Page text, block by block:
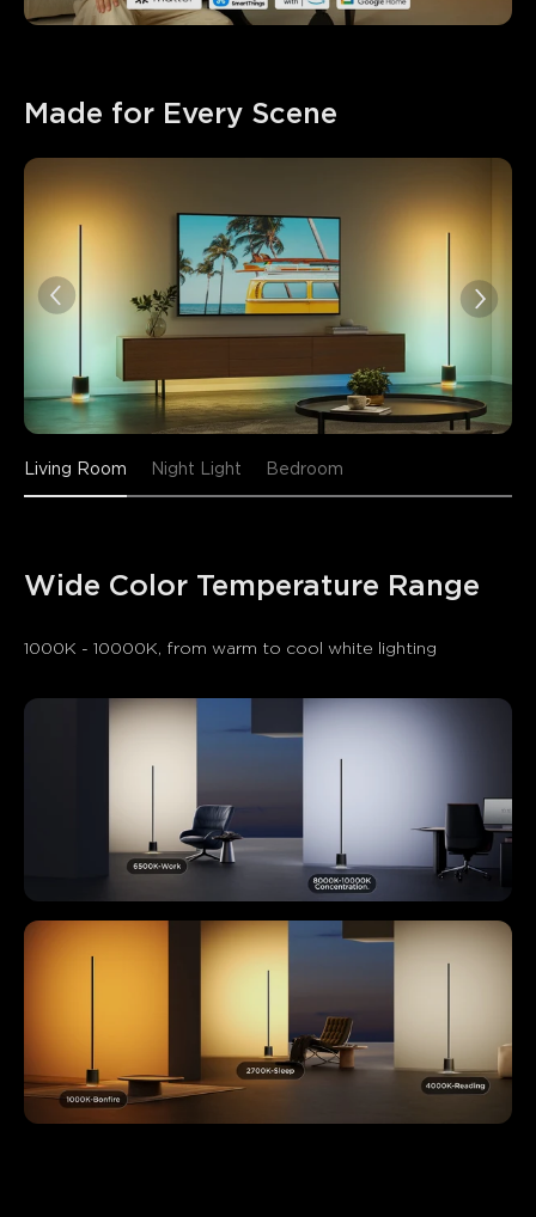
Made for Every Scene
Living Room Night Light Bedroom
Wide Color Temperature Range
1000K - 10000K, from warm to cool white lighting
close